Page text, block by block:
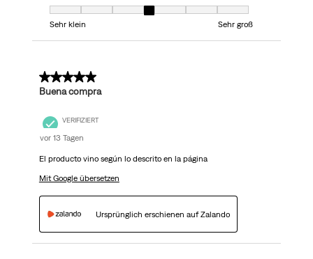
Passform, 4 von 7, wobei 1 gleich Sehr klein ist und 7 gleich Sehr groß
Sehr klein
Sehr groß
5 von 5 Sternen.
Buena compra
VERIFIZIERT
vor 13 Tagen
El producto vino según lo descrito en la página
Mit Google übersetzen
Ursprünglich erschienen auf Zalando